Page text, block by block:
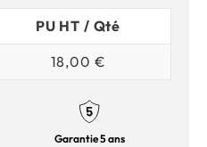
PU HT / Qté
18,00 €
Garantie 5 ans